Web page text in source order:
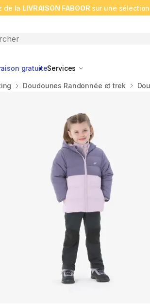
de la LIVRAISON FABOOR sur une
gratuiteServices
Doudounes Randonnée et trek